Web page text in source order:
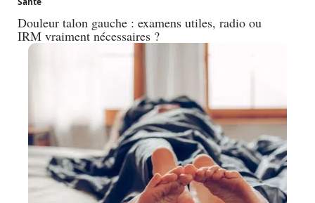
Douleur talon gauche : examens utiles, radio ou
IRM vraiment nécessaires ?